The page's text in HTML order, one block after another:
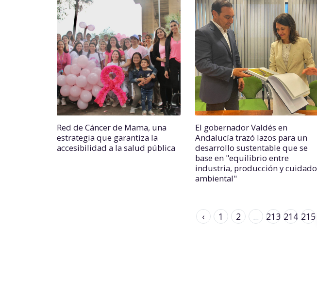
Red de Cáncer de Mama, una
estrategia que garantiza la
accesibilidad a la salud pública
El gobernador Valdés en
Andalucía trazó lazos para un
desarrollo sustentable que se
base en "equilibrio entre
industria, producción y cuidado
ambiental"
‹ 1 2 ... 213 214 215